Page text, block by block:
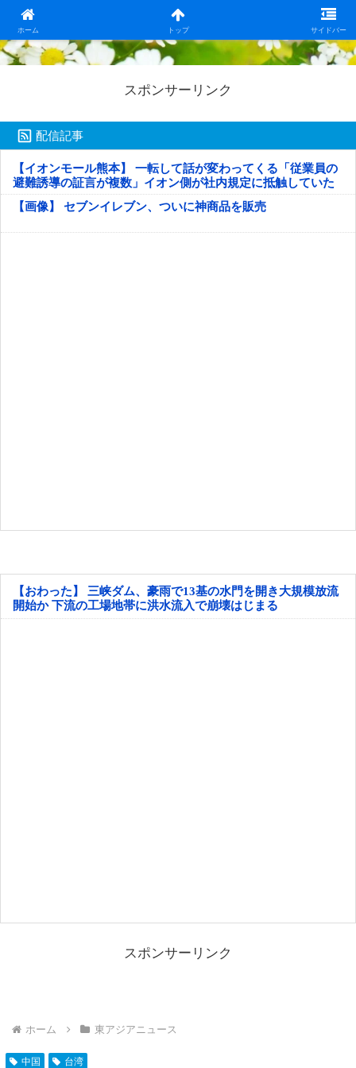
ホーム トップ サイドバー
日本第一！ニュース録
スポンサーリンク
配信記事
【イオンモール熊本】 一転して話が変わってくる「従業員の
避難誘導の証言が複数」イオン側が社内規定に抵触していた
疑い
【画像】 セブンイレブン、ついに神商品を販売
【おわった】 三峡ダム、豪雨で13基の水門を開き大規模放流
開始か 下流の工場地帯に洪水流入で崩壊はじまる
スポンサーリンク
ホーム 東アジアニュース
中国 台湾